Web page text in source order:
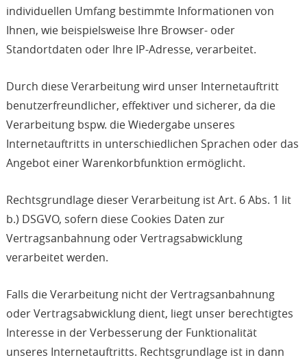
individuellen Umfang bestimmte Informationen von
Ihnen, wie beispielsweise Ihre Browser- oder
Standortdaten oder Ihre IP-Adresse, verarbeitet.
Durch diese Verarbeitung wird unser Internetauftritt
benutzerfreundlicher, effektiver und sicherer, da die
Verarbeitung bspw. die Wiedergabe unseres
Internetauftritts in unterschiedlichen Sprachen oder das
Angebot einer Warenkorbfunktion ermöglicht.
Rechtsgrundlage dieser Verarbeitung ist Art. 6 Abs. 1 lit
b.) DSGVO, sofern diese Cookies Daten zur
Vertragsanbahnung oder Vertragsabwicklung
verarbeitet werden.
Falls die Verarbeitung nicht der Vertragsanbahnung
oder Vertragsabwicklung dient, liegt unser berechtigtes
Interesse in der Verbesserung der Funktionalität
unseres Internetauftritts. Rechtsgrundlage ist in dann